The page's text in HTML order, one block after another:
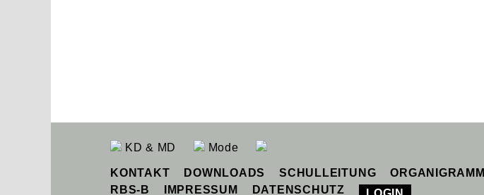
KD & MD Mode
KONTAKT DOWNLOADS SCHULLEITUNG ORGANIGRAMM
RBS-B
IMPRESSUM DATENSCHUTZ